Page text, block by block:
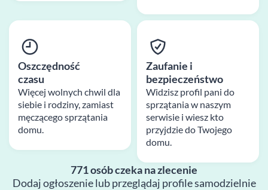
Oszczędność
czasu
Więcej wolnych chwil dla
siebie i rodziny, zamiast
męczącego sprzątania
domu.
Zaufanie i
bezpieczeństwo
Widzisz profil pani do
sprzątania w naszym
serwisie i wiesz kto
przyjdzie do Twojego
domu.
771 osób czeka na zlecenie
Dodaj ogłoszenie lub przeglądaj profile samodzielnie